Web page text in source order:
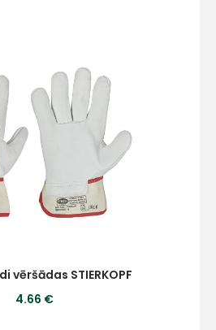
vēršādas STIERKOPF
4.66 €